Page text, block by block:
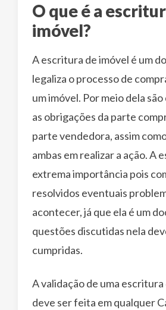
O que é a
imóvel?
A escritura de imóvel é um
legaliza o processo de
um imóvel. Por meio dela
as obrigações da parte
parte vendedora, assim
ambas em realizar a ação. A
extrema importância pois
resolvidos eventuais
acontecer, já que ela é um
questões discutidas nela
cumpridas.
A validação de uma escritura
deve ser feita em qualquer